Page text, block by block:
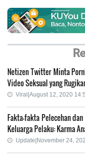
Netizen Twitter Minta
Video Seksual yang
Viral|August 12, 2020
Fakta-fakta Pelecehan
Keluarga Pelaku: Karma
Update|November 24,